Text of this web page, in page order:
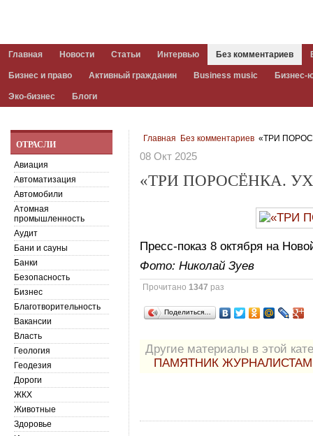
Главная Новости Статьи Интервью Без комментариев
Бизнес и право Активный гражданин Business music Бизнес-
Эко-бизнес Блоги
Главная Без комментариев «ТРИ
08 Окт 2025
«ТРИ ПОРОСЁНКА.
Пресс-показ 8 октября на
Фото: Николай Зуев
Прочитано1347 раз
Поделиться…
Другие материалы в этой
ПАМЯТНИК
ОТРАСЛИ
Авиация
Автоматизация
Автомобили
Атомная
промышленность
Аудит
Бани и сауны
Банки
Безопасность
Бизнес
Благотворительность
Вакансии
Власть
Геология
Геодезия
Дороги
ЖКХ
Животные
Здоровье